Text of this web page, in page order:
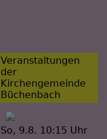
Veranstaltungen
der
Kirchengemeinde
Büchenbach
So, 9.8. 10:15 Uhr